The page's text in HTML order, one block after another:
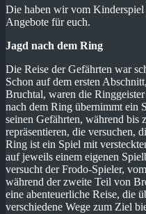
Die haben wir vom
Angebote für euch.
Jagd nach dem Ring
Die Reise der Gefährten war
Schon auf dem ersten
Bruchtal, waren die
nach dem Ring übernimmt ein
seinen Gefährten, während bis
repräsentieren, die versuchen,
Ring ist ein Spiel mit
auf jeweils einem eigenen
versucht der Frodo-Spieler,
während der zweite Teil von
eine abenteuerliche Reise, die
verschiedene Wege zum Ziel